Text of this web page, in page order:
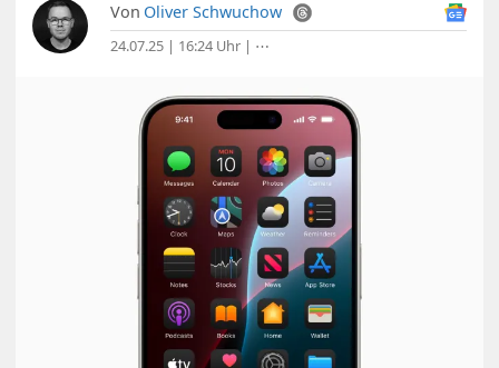
Von Oliver Schwuchow
24.07.25 | 16:24 Uhr | ⋯